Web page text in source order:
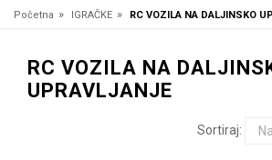
Početna » IGRAČKE » RC VOZILA NA DALJINSKO
RC VOZILA NA
UPRAVLJANJE
Sortiraj: